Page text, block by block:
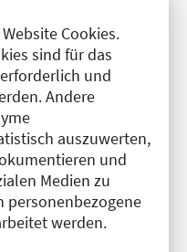
Cookies.
sind für das
und
Andere
auszuwerten,
und
Medien zu
personenbezogene
werden.
Reihe (6)
Reinickendorf